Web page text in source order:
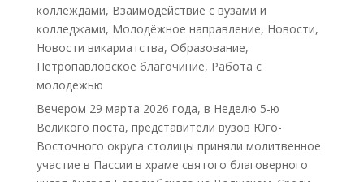
коллеждами, Взаимодействие с вузами и
колледжами, Молодёжное направление, Новости,
Новости викариатства, Образование,
Петропавловское благочиние, Работа с
молодежью
Вечером 29 марта 2026 года, в Неделю 5-ю
Великого поста, представители вузов Юго-
Восточного округа столицы приняли молитвенное
участие в Пассии в храме святого благоверного